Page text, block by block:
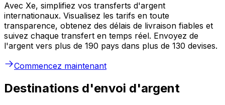
Avec Xe, simplifiez vos transferts d'argent
internationaux. Visualisez les tarifs en toute
transparence, obtenez des délais de livraison fiables et
suivez chaque transfert en temps réel. Envoyez de
l'argent vers plus de 190 pays dans plus de 130 devises.
Commencez maintenant
Destinations d'envoi d'argent